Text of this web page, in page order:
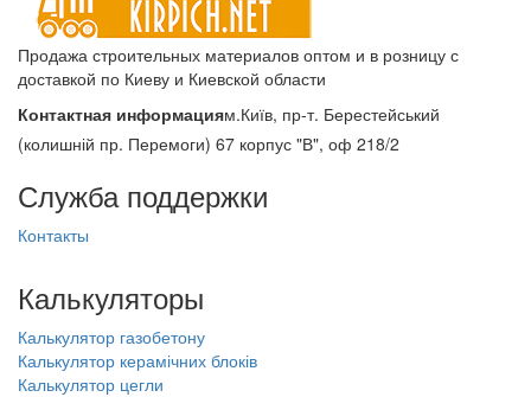
Продажа строительных материалов оптом и в розницу с
доставкой по Киеву и Киевской области
Контактная информациям.Київ, пр-т. Берестейський
(колишній пр. Перемоги) 67 корпус "В", оф 218/2
Служба поддержки
Контакты
Калькуляторы
Калькулятор газобетону
Калькулятор керамічних блоків
Калькулятор цегли